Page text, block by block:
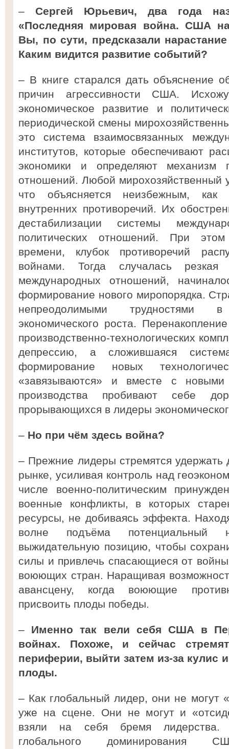
– Сергей Юрьевич, два года
«Последняя мировая война. США
Вы, по сути, предсказали
Каким видится развитие событий?
– В книге старался дать объяснение
причин агрессивности США.
экономическое развитие и
периодической смены
это система взаимосвязанных
институтов, которые обес­печивают
экономики и определяют механизм
отношений. Любой мирохозяйственный
что объясняется неизбежным, как
внутренних противоречий. Их
дестабилизации системы
политических отношений. При
времени, клубок противоречий
войнами. Тогда случалась резкая
международных отношений,
формирование нового миропорядка.
непреодолимыми трудностями
экономического роста.
производственно-технологических
депрессию, а сложившаяся
формирование новых
«завязываются» и вместе с новыми
производства пробивают себе
прорывающихся в лидеры
– Но при чём здесь война?
– Прежние лидеры стремятся
рынке, усиливая контроль над
числе военно-политическим
военные конфликты, в которых
ресурсы, не добиваясь эффекта.
волне подъёма потенциальный
выжидательную позицию, чтобы
силы и привлечь спасающиеся от
воюющих стран. Наращивая
авансцену, когда воюющие
присвоить плоды победы.
– Именно так вели себя США в
войнах. Похоже, и сейчас
периферии, выйти затем из-за кулис
плоды.
– Как глобальный лидер, они не могут
уже на сцене. Они не могут и
взяли на себя бремя лидерства.
глобального доминирования